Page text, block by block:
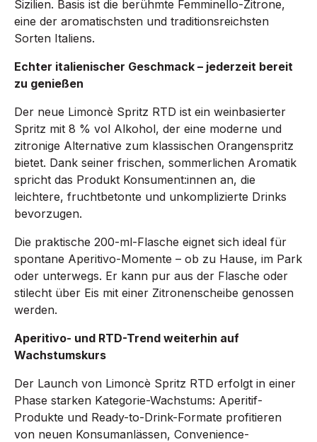
Sizilien. Basis ist die berühmte Femminello-Zitrone,
eine der aromatischsten und traditionsreichsten
Sorten Italiens.
Echter italienischer Geschmack – jederzeit bereit
zu genießen
Der neue Limoncè Spritz RTD ist ein weinbasierter
Spritz mit 8 % vol Alkohol, der eine moderne und
zitronige Alternative zum klassischen Orangenspritz
bietet. Dank seiner frischen, sommerlichen Aromatik
spricht das Produkt Konsument:innen an, die
leichtere, fruchtbetonte und unkomplizierte Drinks
bevorzugen.
Die praktische 200-ml-Flasche eignet sich ideal für
spontane Aperitivo-Momente – ob zu Hause, im Park
oder unterwegs. Er kann pur aus der Flasche oder
stilecht über Eis mit einer Zitronenscheibe genossen
werden.
Aperitivo- und RTD-Trend weiterhin auf
Wachstumskurs
Der Launch von Limoncè Spritz RTD erfolgt in einer
Phase starken Kategorie-Wachstums: Aperitif-
Produkte und Ready-to-Drink-Formate profitieren
von neuen Konsumanlässen, Convenience-